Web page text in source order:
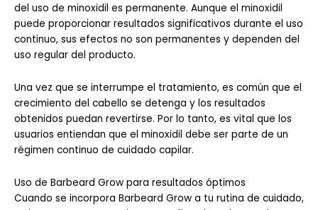
del uso de minoxidil es permanente. Aunque el minoxidil
puede proporcionar resultados significativos durante el uso
continuo, sus efectos no son permanentes y dependen del
uso regular del producto.
Una vez que se interrumpe el tratamiento, es común que el
crecimiento del cabello se detenga y los resultados
obtenidos puedan revertirse. Por lo tanto, es vital que los
usuarios entiendan que el minoxidil debe ser parte de un
régimen continuo de cuidado capilar.
Uso de Barbeard Grow para resultados óptimos
Cuando se incorpora Barbeard Grow a tu rutina de cuidado,